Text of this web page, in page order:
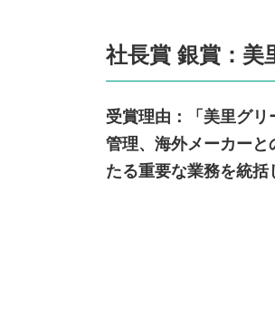
社長賞 銀賞：
受賞理由：「美里グ
管理、海外メーカー
たる重要な業務を統括